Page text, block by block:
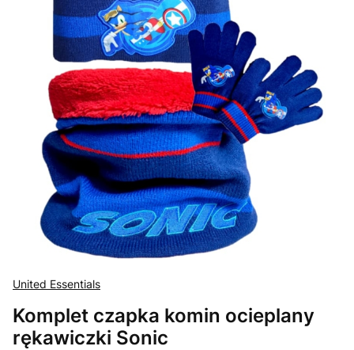
United Essentials
Komplet czapka komin ocieplany
rękawiczki Sonic